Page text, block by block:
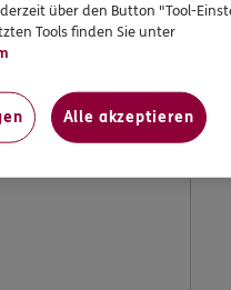
über den Button "Tool-
Tools finden Sie unter
Alle akzeptieren